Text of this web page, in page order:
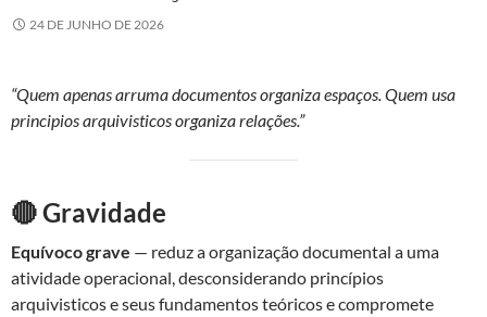
24 DE JUNHO DE 2026
“Quem apenas arruma documentos organiza espaços. Quem usa
principios arquivisticos organiza relações.”
🔴 Gravidade
Equívoco grave — reduz a organização documental a uma
atividade operacional, desconsiderando princípios
arquivisticos e seus fundamentos teóricos e compromete